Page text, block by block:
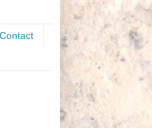
Contact